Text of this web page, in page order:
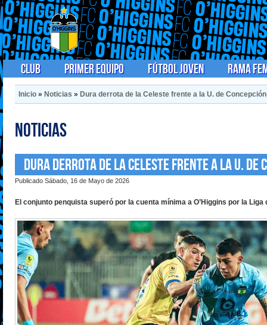
Club Primer Equipo Fútbol Joven Rama
Inicio » Noticias » Dura derrota de la Celeste frente a la U. de Concepción
Noticias
Dura derrota de la Celeste frente a la U. de
Publicado Sábado, 16 de Mayo de 2026
El conjunto penquista superó por la cuenta mínima a O’Higgins por la Liga